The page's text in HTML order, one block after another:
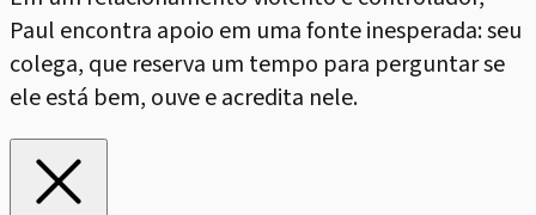
Paul encontra apoio em uma fonte inesperada: seu
colega, que reserva um tempo para perguntar se
ele está bem, ouve e acredita nele.